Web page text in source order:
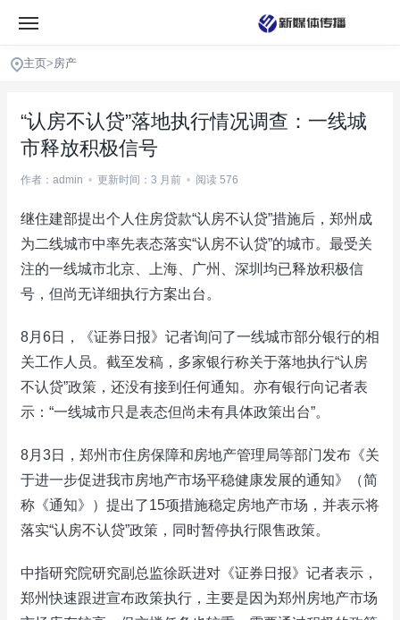
主页>房产
“认房不认贷”落地执行情况调查：一线城
市释放积极信号
作者：admin • 更新时间：3 月前 • 阅读 576
继住建部提出个人住房贷款“认房不认贷”措施后，郑州成
为二线城市中率先表态落实“认房不认贷”的城市。最受关
注的一线城市北京、上海、广州、深圳均已释放积极信
号，但尚无详细执行方案出台。
8月6日，《证券日报》记者询问了一线城市部分银行的相
关工作人员。截至发稿，多家银行称关于落地执行“认房
不认贷”政策，还没有接到任何通知。亦有银行向记者表
示：“一线城市只是表态但尚未有具体政策出台”。
8月3日，郑州市住房保障和房地产管理局等部门发布《关
于进一步促进我市房地产市场平稳健康发展的通知》（简
称《通知》）提出了15项措施稳定房地产市场，并表示将
落实“认房不认贷”政策，同时暂停执行限售政策。
中指研究院研究副总监徐跃进对《证券日报》记者表示，
郑州快速跟进宣布政策执行，主要是因为郑州房地产市场